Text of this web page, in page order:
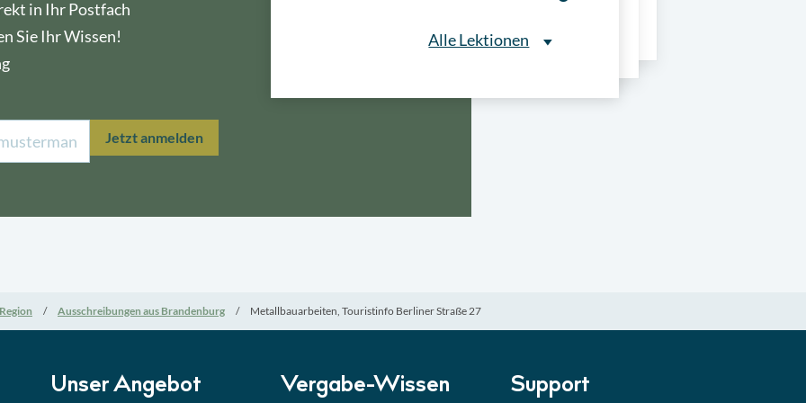
in Ihr Postfach
Sie Ihr Wissen!
Jetzt anmelden
Alle Lektionen
Alle Lektionen
Lektion 5 Eignung im Vergabeverfahren► 3:18 Min
Lektion 6 Abgabe von Angeboten Lektion
Region Ausschreibungen aus Brandenburg Metallbauarbeiten, Touristinfo Berliner Straße 27
Unser Angebot Vergabe-Wissen Support